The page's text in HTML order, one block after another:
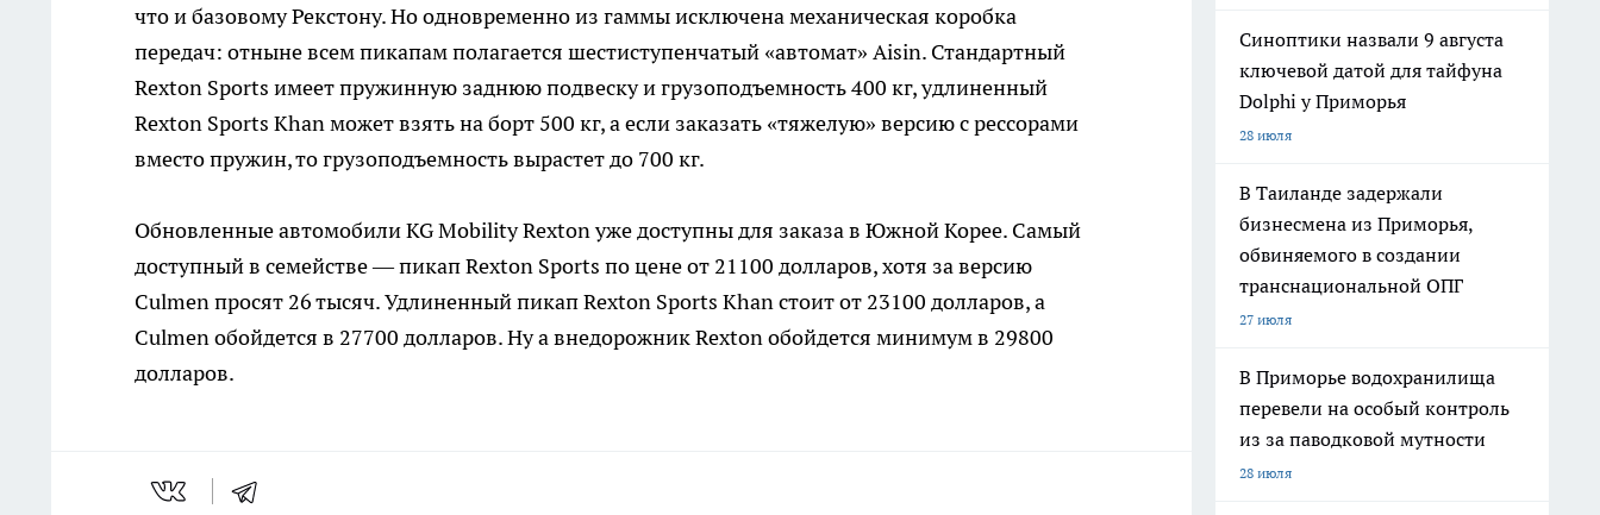
что и базовому Рекстону. Но одновременно из гаммы исключена механическая коробка
передач: отныне всем пикапам полагается шестиступенчатый «автомат» Aisin. Стандартный
Rexton Sports имеет пружинную заднюю подвеску и грузоподъемность 400 кг, удлиненный
Rexton Sports Khan может взять на борт 500 кг, а если заказать «тяжелую» версию с рессорами
вместо пружин, то грузоподъемность вырастет до 700 кг.
Обновленные автомобили KG Mobility Rexton уже доступны для заказа в Южной Корее. Самый
доступный в семействе — пикап Rexton Sports по цене от 21100 долларов, хотя за версию
Culmen просят 26 тысяч. Удлиненный пикап Rexton Sports Khan стоит от 23100 долларов, а
Culmen обойдется в 27700 долларов. Ну а внедорожник Rexton обойдется минимум в 29800
долларов.
Синоптики назвали 9 августа
ключевой датой для тайфуна
Dolphi у Приморья
28 июля
В Таиланде задержали
бизнесмена из Приморья,
обвиняемого в создании
транснациональной ОПГ
27 июля
В Приморье водохранилища
перевели на особый контроль
из за паводковой мутности
28 июля